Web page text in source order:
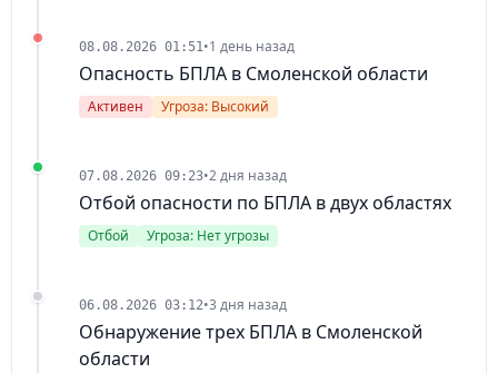
08.08.2026 01:51•1 день назад
Опасность БПЛА в Смоленской области
Активен Угроза: Высокий
07.08.2026 09:23•2 дня назад
Отбой опасности по БПЛА в двух областях
Отбой Угроза: Нет угрозы
06.08.2026 03:12•3 дня назад
Обнаружение трех БПЛА в Смоленской
области